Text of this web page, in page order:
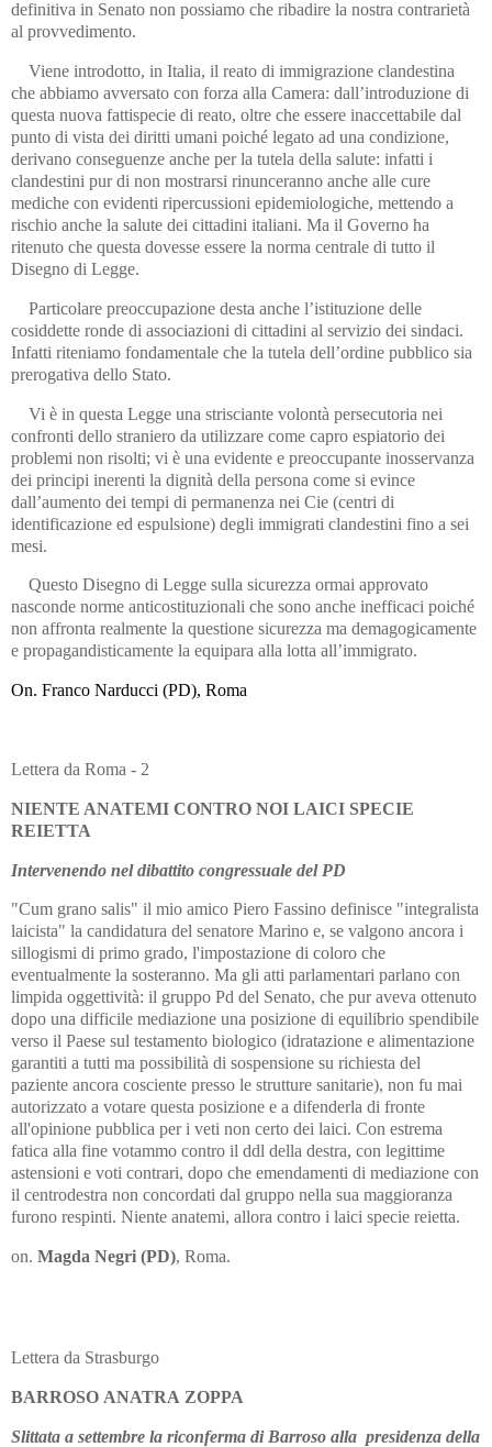
definitiva in Senato non possiamo che ribadire la nostra contrarietà
al provvedimento.
Viene introdotto, in Italia, il reato di immigrazione clandestina
che abbiamo avversato con forza alla Camera: dall’introduzione di
questa nuova fattispecie di reato, oltre che essere inaccettabile dal
punto di vista dei diritti umani poiché legato ad una condizione,
derivano conseguenze anche per la tutela della salute: infatti i
clandestini pur di non mostrarsi rinunceranno anche alle cure
mediche con evidenti ripercussioni epidemiologiche, mettendo a
rischio anche la salute dei cittadini italiani. Ma il Governo ha
ritenuto che questa dovesse essere la norma centrale di tutto il
Disegno di Legge.
Particolare preoccupazione desta anche l’istituzione delle
cosiddette ronde di associazioni di cittadini al servizio dei sindaci.
Infatti riteniamo fondamentale che la tutela dell’ordine pubblico sia
prerogativa dello Stato.
Vi è in questa Legge una strisciante volontà persecutoria nei
confronti dello straniero da utilizzare come capro espiatorio dei
problemi non risolti; vi è una evidente e preoccupante inosservanza
dei principi inerenti la dignità della persona come si evince
dall’aumento dei tempi di permanenza nei Cie (centri di
identificazione ed espulsione) degli immigrati clandestini fino a sei
mesi.
Questo Disegno di Legge sulla sicurezza ormai approvato
nasconde norme anticostituzionali che sono anche inefficaci poiché
non affronta realmente la questione sicurezza ma demagogicamente
e propagandisticamente la equipara alla lotta all’immigrato.
On. Franco Narducci (PD), Roma
Lettera da Roma - 2
NIENTE ANATEMI CONTRO NOI LAICI SPECIE
REIETTA
Intervenendo nel dibattito congressuale del PD
"Cum grano salis" il mio amico Piero Fassino definisce "integralista
laicista" la candidatura del senatore Marino e, se valgono ancora i
sillogismi di primo grado, l'impostazione di coloro che
eventualmente la sosteranno. Ma gli atti parlamentari parlano con
limpida oggettività: il gruppo Pd del Senato, che pur aveva ottenuto
dopo una difficile mediazione una posizione di equilibrio spendibile
verso il Paese sul testamento biologico (idratazione e alimentazione
garantiti a tutti ma possibilità di sospensione su richiesta del
paziente ancora cosciente presso le strutture sanitarie), non fu mai
autorizzato a votare questa posizione e a difenderla di fronte
all'opinione pubblica per i veti non certo dei laici. Con estrema
fatica alla fine votammo contro il ddl della destra, con legittime
astensioni e voti contrari, dopo che emendamenti di mediazione con
il centrodestra non concordati dal gruppo nella sua maggioranza
furono respinti. Niente anatemi, allora contro i laici specie reietta.
on. Magda Negri (PD), Roma.
Lettera da Strasburgo
BARROSO ANATRA ZOPPA
Slittata a settembre la riconferma di Barroso alla presidenza della